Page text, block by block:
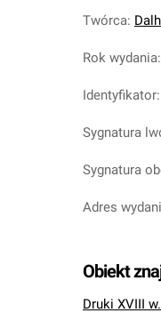
Twórca:
Rok wydania:
Identyfikator:
Sygnatura
Sygnatura
Adres
Obiekt
Druki XVIII w.